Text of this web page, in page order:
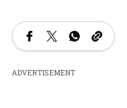
ADVERTISEMENT